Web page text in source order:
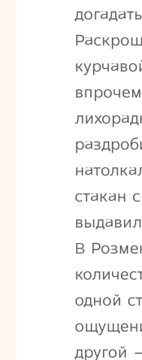
стакан
В
одной
другой